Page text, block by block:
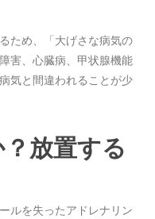
ため、「大げさな病気の
害、心臓病、甲状腺機能
気と間違われることが少
放置する
ルを失ったアドレナリン